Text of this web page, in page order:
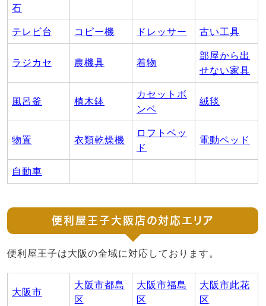
石
テレビ台 コピー機 ドレッサー 古い工具
ラジカセ 農機具 着物
部屋から出
せない家具
風呂釜 植木鉢
カセットボ
ンベ
絨毯
物置 衣類乾燥機
ロフトベッ
ド
電動ベッド
自動車
便利屋王子大阪店の対応エリア
便利屋王子は大阪の全域に対応しております。
大阪市
大阪市都島
区
大阪市福島
区
大阪市此花
区